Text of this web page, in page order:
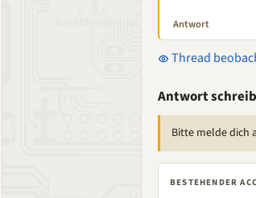
Antwort
Thread
Antwort
Bitte melde dich
BESTEHENDER